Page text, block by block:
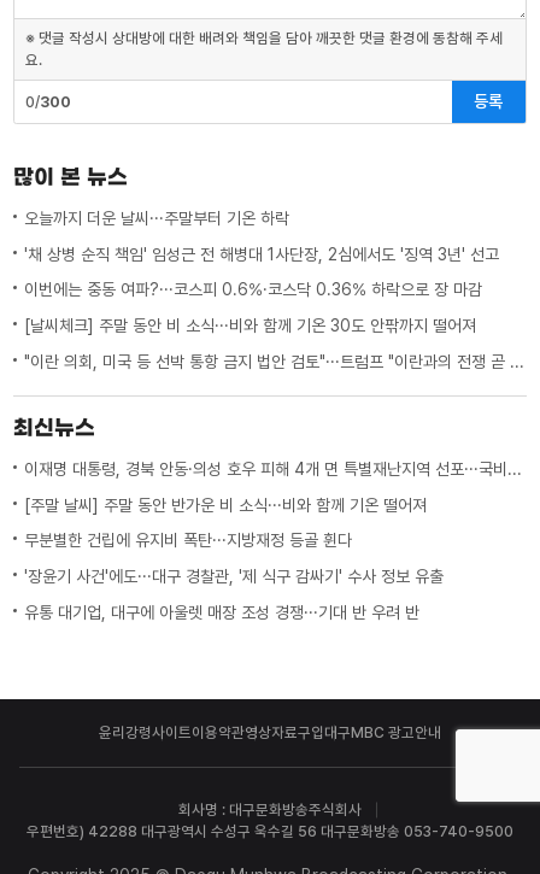
※ 댓글 작성시 상대방에 대한 배려와 책임을 담아 깨끗한 댓글 환경에 동참해 주세
요.
0/300 등록
많이 본 뉴스
오늘까지 더운 날씨···주말부터 기온 하락
'채 상병 순직 책임' 임성근 전 해병대 1사단장, 2심에서도 '징역 3년' 선고
이번에는 중동 여파?···코스피 0.6%·코스닥 0.36% 하락으로 장 마감
[날씨체크] 주말 동안 비 소식···비와 함께 기온 30도 안팎까지 떨어져
"이란 의회, 미국 등 선박 통항 금지 법안 검토"···트럼프 "이란과의 전쟁 곧 끝나"
최신뉴스
이재명 대통령, 경북 안동·의성 호우 피해 4개 면 특별재난지역 선포···국비 추가 지원
[주말 날씨] 주말 동안 반가운 비 소식···비와 함께 기온 떨어져
무분별한 건립에 유지비 폭탄···지방재정 등골 휜다
'장윤기 사건'에도···대구 경찰관, '제 식구 감싸기' 수사 정보 유출
유통 대기업, 대구에 아울렛 매장 조성 경쟁···기대 반 우려 반
윤리강령사이트이용약관영상자료구입 대구MBC 광고안내
회사명 : 대구문화방송주식회사
우편번호) 42288 대구광역시 수성구 욱수길 56 대구문화방송 053-740-9500